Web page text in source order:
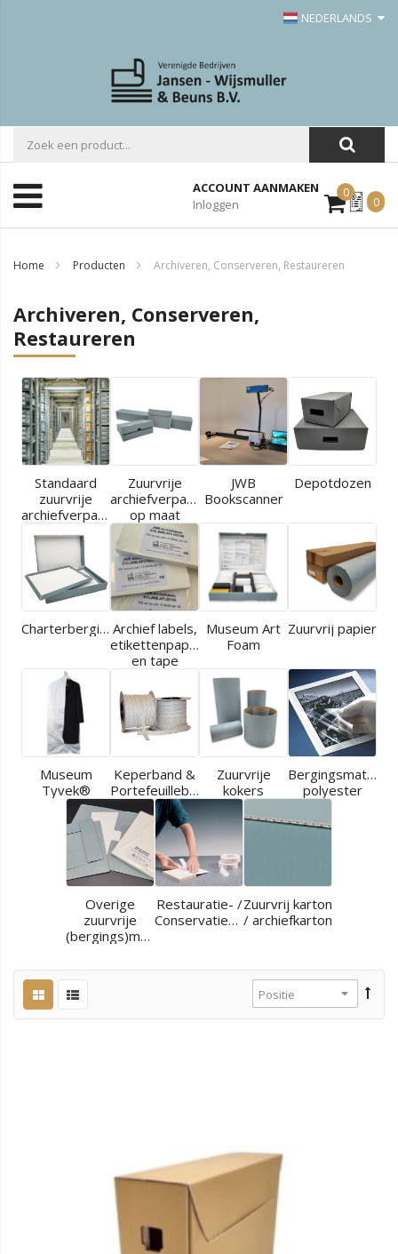
NEDERLANDS
ACCOUNT AANMAKEN
Inloggen
0Mijn
Offerte
0
Home Producten Archiveren, Conserveren, Restaureren
Archiveren, Conserveren,
Restaureren
Standaard
zuurvrije
archiefverpakkingen
Zuurvrije
archiefverpakkingen
op maat
JWB
Bookscanner
Depotdozen
Charterbergingen Archief labels,
etikettenpapier
en tape
Museum Art
Foam
Zuurvrij papier
Museum
Tyvek®
Keperband &
Portefeuilleband
Zuurvrije
kokers
polyester
Overige
zuurvrije
(bergings)materialen
Restauratie- /
Conservatiematerialen
Zuurvrij karton
/ archiefkarton